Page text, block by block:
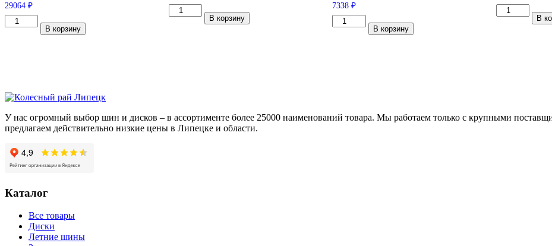
29064 ₽
Количество
товара
109
V
В корзину
Количество
товара
В корзину
7338₽
Количество
товара
R
В корзину
Количество
товара
В
У нас огромный выбор шин и дисков – в ассортименте более 25000 наименований товара. Мы работаем только с крупными
предлагаем действительно низкие цены в Липецке и области.
Каталог
Все товары
Диски
Летние шины